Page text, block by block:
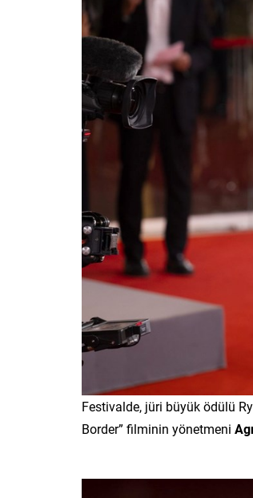
Festivalde, jüri büyük ödülü
Border” filminin yönetmeni